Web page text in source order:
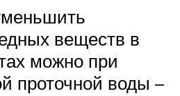
веществ в
можно при
проточной воды –